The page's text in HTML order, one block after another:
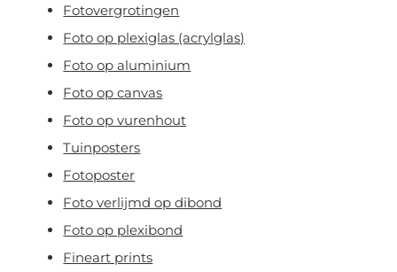
Fotovergrotingen
Foto op plexiglas (acrylglas)
Foto op aluminium
Foto op canvas
Foto op vurenhout
Tuinposters
Fotoposter
Foto verlijmd op dibond
Foto op plexibond
Fineart prints